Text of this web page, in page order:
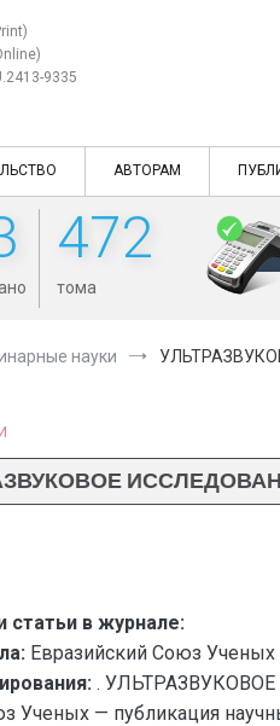
9335
АВТОРАМ
472
тома
науки
статьи в журнале:
Евразийский Союз
.
Ученых — публикация